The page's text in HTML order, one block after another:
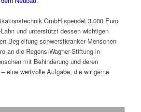
GmbH spendet 3.000 Euro
und unterstützt dessen wichtigen
Begleitung schwerstkranker Menschen
an die Regens-Wagner-Stiftung in
mit Behinderung und deren
eine wertvolle Aufgabe, die wir gerne